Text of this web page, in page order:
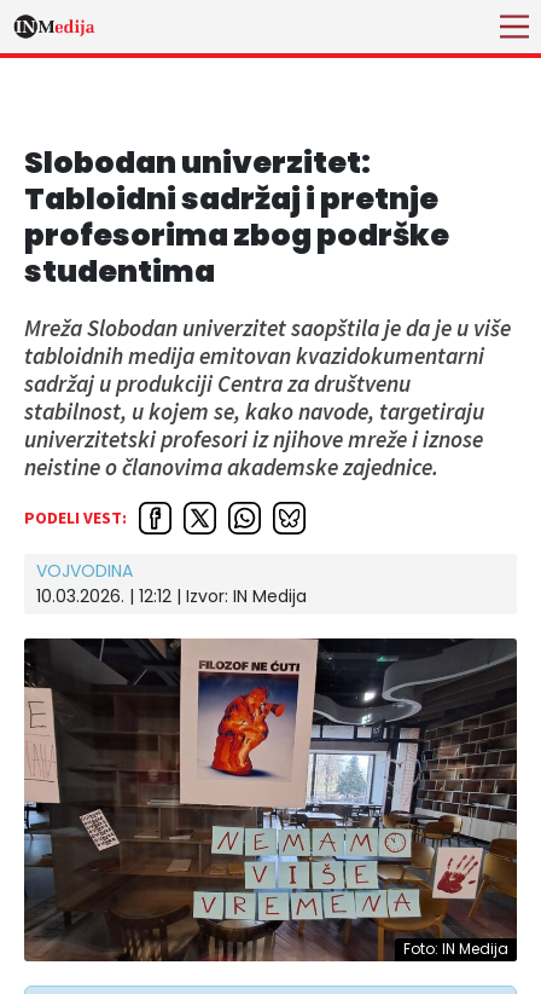
Slobodan univerzitet:
Tabloidni sadržaj i pretnje
profesorima zbog podrške
studentima
Mreža Slobodan univerzitet saopštila je da je u više
tabloidnih medija emitovan kvazidokumentarni
sadržaj u produkciji Centra za društvenu
stabilnost, u kojem se, kako navode, targetiraju
univerzitetski profesori iz njihove mreže i iznose
neistine o članovima akademske zajednice.
PODELI VEST:
VOJVODINA
10.03.2026. | 12:12 | Izvor: IN Medija
Foto: IN Medija